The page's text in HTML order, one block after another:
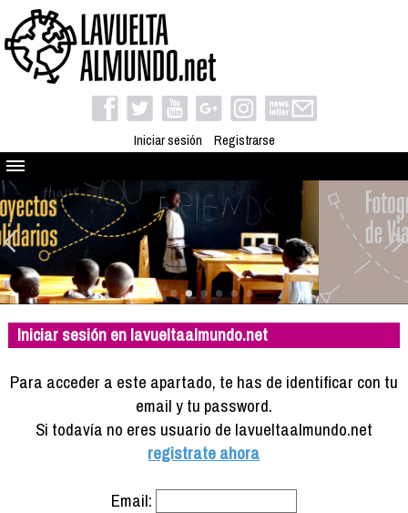
Iniciar sesión Registrarse
Quienes somos
El proyecto
Blog
Viaja con nosotros
Camino solidario
Libros
Compañeros de viaje
Info viajeros
Iniciar sesión en lavueltaalmundo.net
Para acceder a este apartado, te has de identificar con tu
email y tu password.
Si todavía no eres usuario de lavueltaalmundo.net
registrate ahora
Email: